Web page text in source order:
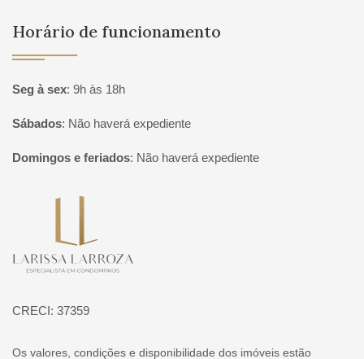
Horário de funcionamento
Seg à sex: 9h às 18h
Sábados: Não haverá expediente
Domingos e feriados: Não haverá expediente
CRECI: 37359
Os valores, condições e disponibilidade dos imóveis estão